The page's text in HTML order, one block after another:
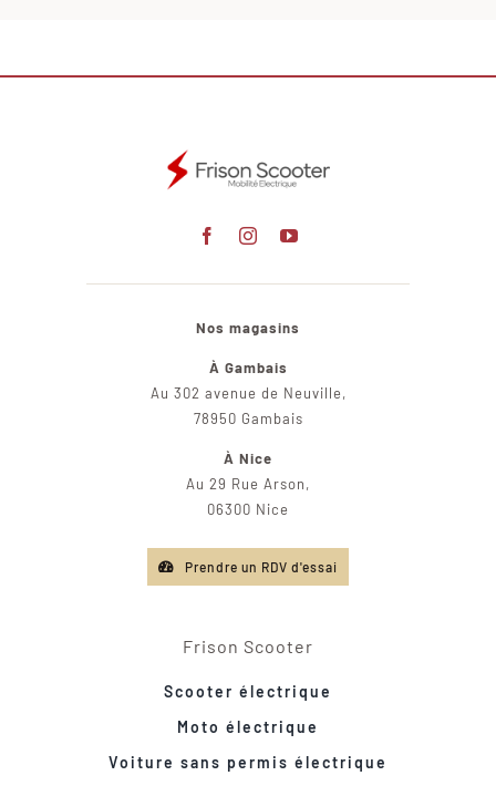
Nos magasins
À Gambais
Au 302 avenue de Neuville,
78950 Gambais
À Nice
Au 29 Rue Arson,
06300 Nice
Prendre un RDV d'essai
Frison Scooter
Scooter électrique
Moto électrique
Voiture sans permis électrique